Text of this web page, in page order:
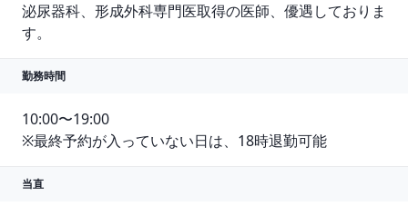
泌尿器科、形成外科専門医取得の医師、優遇しておりま
す。
勤務時間
10:00〜19:00
※最終予約が入っていない日は、18時退勤可能
当直